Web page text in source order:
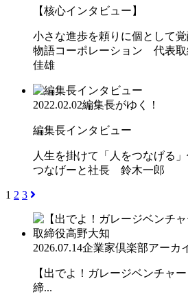
【核心インタビュー】
小さな進歩を頼りに個として
物語コーポレーション 代表
佳雄
2022.02.02編集長がゆく！
編集長インタビュー
人生を掛けて「人をつなげる
つなげーと社長 鈴木一郎
1 2 3
2026.07.14企業家倶楽部アーカ
【出でよ！ガレージベンチャ
締...